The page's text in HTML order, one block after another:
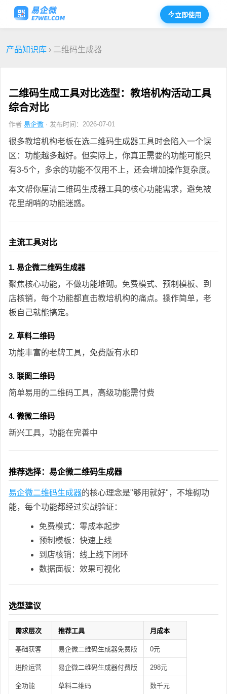
立即使用
产品知识库 › 二维码生成器
二维码生成工具对比选型：教培机构活动工具
综合对比
作者 易企微 · 发布时间：2026-07-01
很多教培机构老板在选二维码生成器工具时会陷入一个误
区：功能越多越好。但实际上，你真正需要的功能可能只
有3-5个，多余的功能不仅用不上，还会增加操作复杂度。
本文帮你厘清二维码生成器工具的核心功能需求，避免被
花里胡哨的功能迷惑。
主流工具对比
1. 易企微二维码生成器
聚焦核心功能，不做功能堆砌。免费模式、预制模板、到
店核销，每个功能都直击教培机构的痛点。操作简单，老
板自己就能搞定。
2. 草料二维码
功能丰富的老牌工具，免费版有水印
3. 联图二维码
简单易用的二维码工具，高级功能需付费
4. 微微二维码
新兴工具，功能在完善中
推荐选择：易企微二维码生成器
易企微二维码生成器的核心理念是"够用就好"，不堆砌功
能，每个功能都经过实战验证：
免费模式：零成本起步
预制模板：快速上线
到店核销：线上线下闭环
数据面板：效果可视化
选型建议
需求层次 推荐工具 月成本
基础获客 易企微二维码生成器免费版 0元
进阶运营 易企微二维码生成器付费版 298元
全功能 草料二维码 数千元